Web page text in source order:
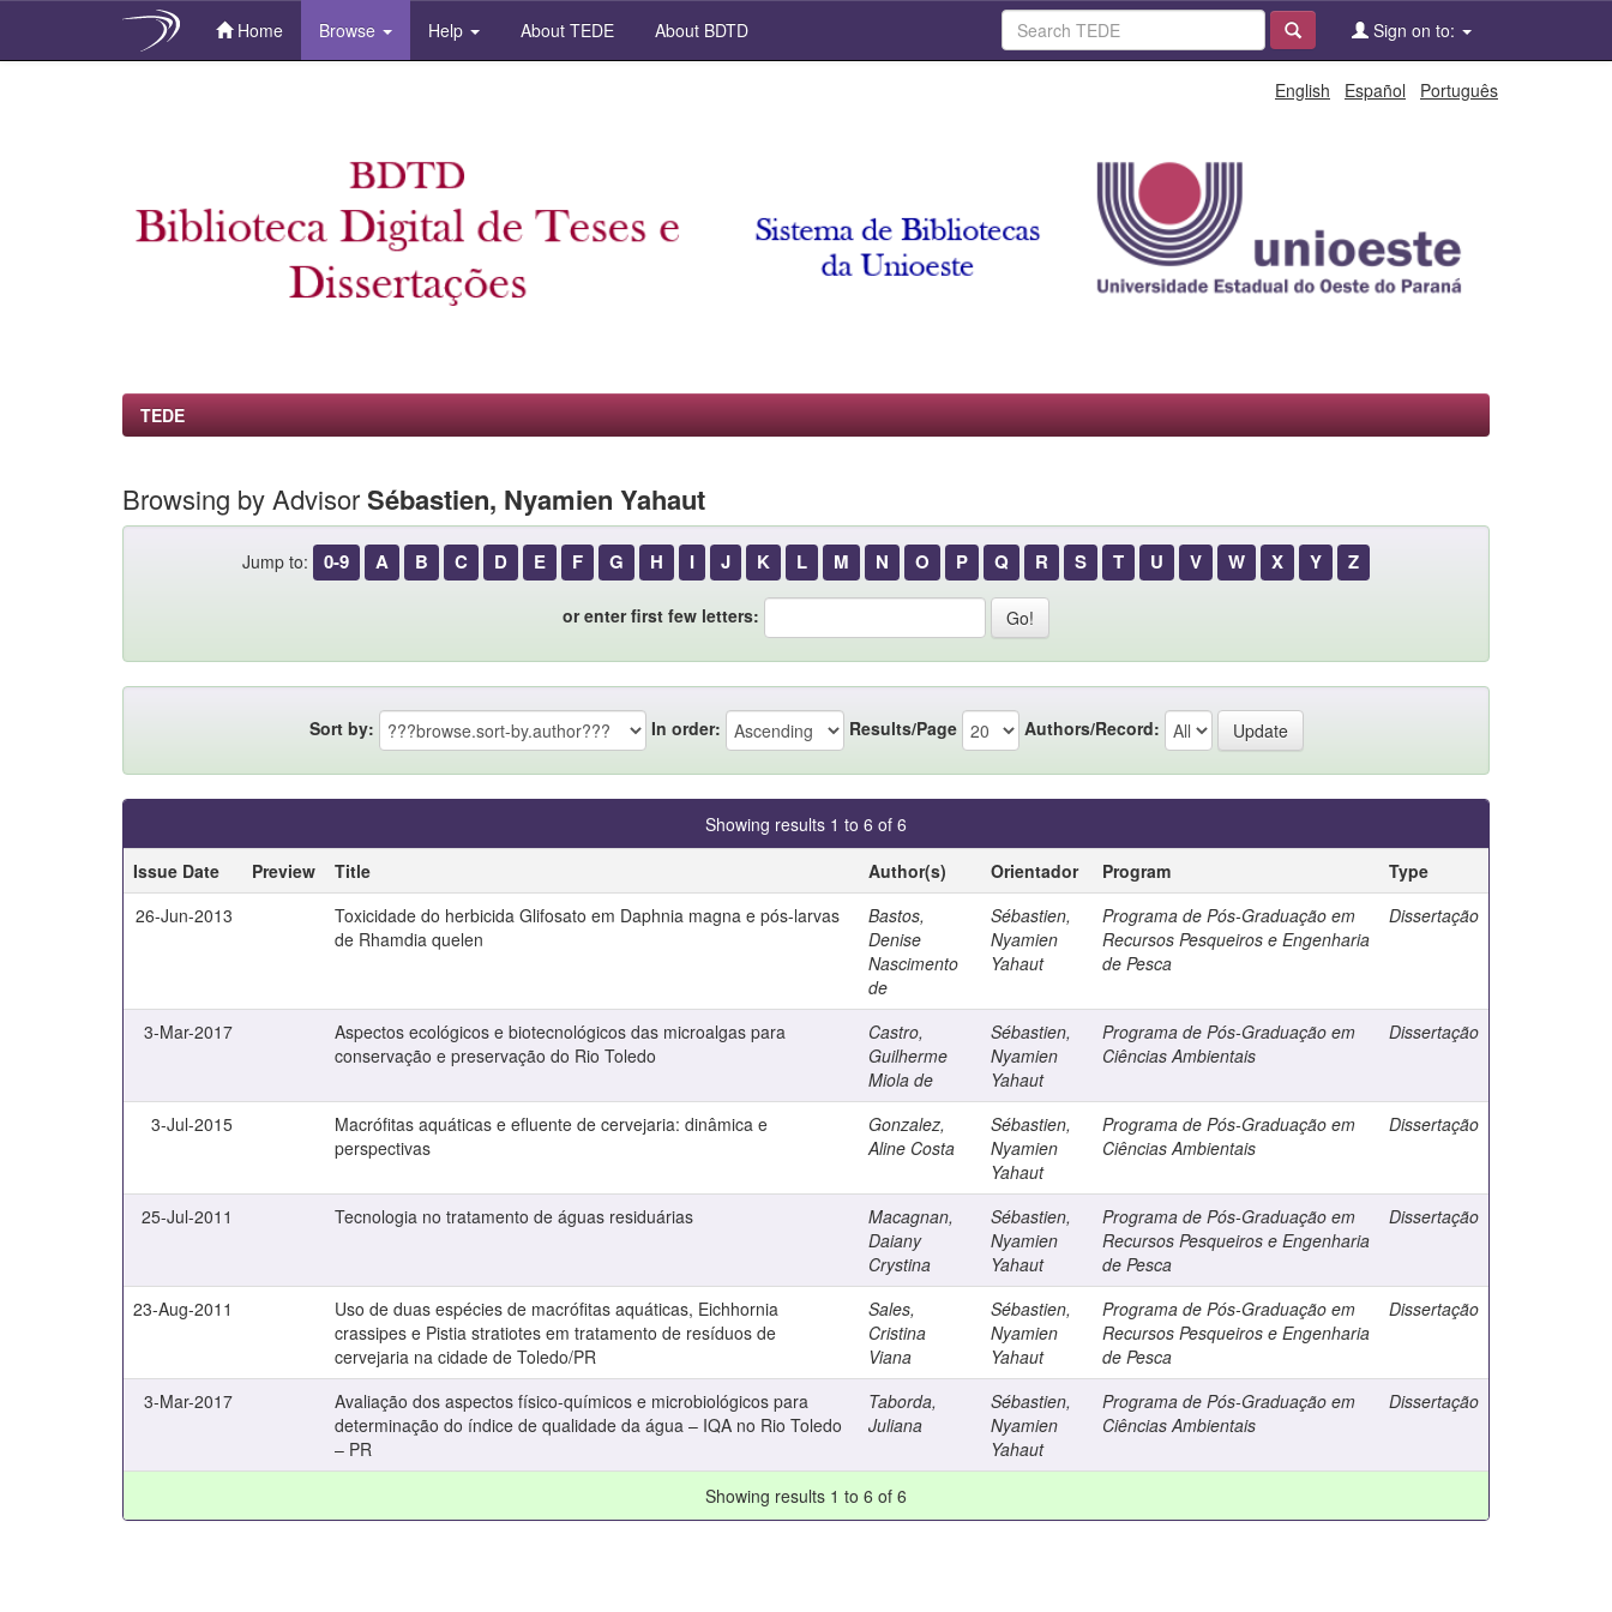
Home Browse Help About TEDE About BDTD Sign on to:
English Español Português
TEDE
Browsing by AdvisorSébastien, Nyamien Yahaut
Jump to: 0-9 A B C D E F G H I J K L M N O P Q R S T U V W X Y Z
or enter first few letters:
Sort by: In order: Results/Page Authors/Record:
Showing results 1 to 6 of 6
Issue Date
Preview Title Author(s) Orientador Program
Type
26-Jun-2013
Toxicidade do herbicida Glifosato em Daphnia magna e pós-larvas
de Rhamdia quelen
Bastos,
Denise
Nascimento
de
Sébastien,
Nyamien
Yahaut
Programa de Pós-Graduação em
Recursos Pesqueiros e Engenharia
de Pesca
Dissertação
3-Mar-2017
Aspectos ecológicos e biotecnológicos das microalgas para
conservação e preservação do Rio Toledo
Castro,
Guilherme
Miola de
Sébastien,
Nyamien
Yahaut
Programa de Pós-Graduação em
Ciências Ambientais
Dissertação
3-Jul-2015
Macrófitas aquáticas e efluente de cervejaria: dinâmica e
perspectivas
Gonzalez,
Aline Costa
Sébastien,
Nyamien
Yahaut
Programa de Pós-Graduação em
Ciências Ambientais
Dissertação
25-Jul-2011 Tecnologia no tratamento de águas residuárias
Macagnan,
Daiany
Crystina
Sébastien,
Nyamien
Yahaut
Programa de Pós-Graduação em
Recursos Pesqueiros e Engenharia
de Pesca
Dissertação
23-Aug-2011
Uso de duas espécies de macrófitas aquáticas, Eichhornia
crassipes e Pistia stratiotes em tratamento de resíduos de
cervejaria na cidade de Toledo/PR
Sales,
Cristina
Viana
Sébastien,
Nyamien
Yahaut
Programa de Pós-Graduação em
Recursos Pesqueiros e Engenharia
de Pesca
Dissertação
3-Mar-2017
Avaliação dos aspectos físico-químicos e microbiológicos para
determinação do índice de qualidade da água – IQA no Rio Toledo
– PR
Taborda,
Juliana
Sébastien,
Nyamien
Yahaut
Programa de Pós-Graduação em
Ciências Ambientais
Dissertação
Showing results 1 to 6 of 6